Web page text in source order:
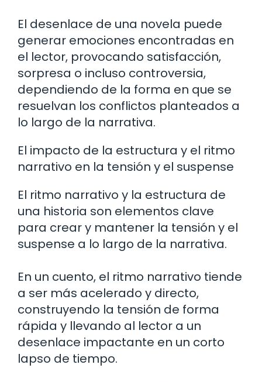
El desenlace de una novela puede
generar emociones encontradas en
el lector, provocando satisfacción,
sorpresa o incluso controversia,
dependiendo de la forma en que se
resuelvan los conflictos planteados a
lo largo de la narrativa.
El impacto de la estructura y el ritmo
narrativo en la tensión y el suspense
El ritmo narrativo y la estructura de
una historia son elementos clave
para crear y mantener la tensión y el
suspense a lo largo de la narrativa.
En un cuento, el ritmo narrativo tiende
a ser más acelerado y directo,
construyendo la tensión de forma
rápida y llevando al lector a un
desenlace impactante en un corto
lapso de tiempo.